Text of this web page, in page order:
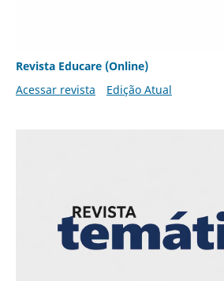
Revista Educare (Online)
Acessar revista
Edição Atual